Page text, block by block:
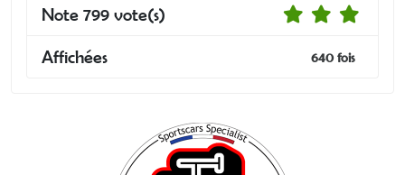
Note 799 vote(s)
Affichées 640 fois